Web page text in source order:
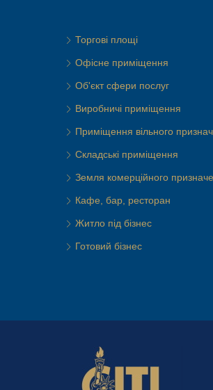
Торгові площі
Офісне приміщення
Об'єкт сфери послуг
Виробничі приміщення
Приміщення вільного
Складські приміщення
Земля комерційного
Кафе, бар, ресторан
Житло під бізнес
Готовий бізнес